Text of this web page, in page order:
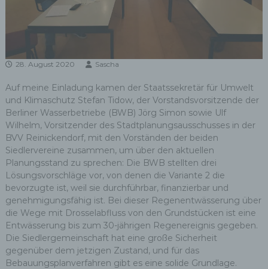
28. August 2020 Sascha
Auf meine Einladung kamen der Staatssekretär für Umwelt
und Klimaschutz Stefan Tidow, der Vorstandsvorsitzende der
Berliner Wasserbetriebe (BWB) Jörg Simon sowie Ulf
Wilhelm, Vorsitzender des Stadtplanungsausschusses in der
BVV Reinickendorf, mit den Vorständen der beiden
Siedlervereine zusammen, um über den aktuellen
Planungsstand zu sprechen: Die BWB stellten drei
Lösungsvorschläge vor, von denen die Variante 2 die
bevorzugte ist, weil sie durchführbar, finanzierbar und
genehmigungsfähig ist. Bei dieser Regenentwässerung über
die Wege mit Drosselabfluss von den Grundstücken ist eine
Entwässerung bis zum 30-jährigen Regenereignis gegeben.
Die Siedlergemeinschaft hat eine große Sicherheit
gegenüber dem jetzigen Zustand, und für das
Bebauungsplanverfahren gibt es eine solide Grundlage.